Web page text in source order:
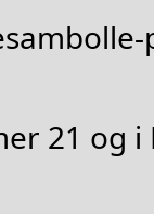
21 og i